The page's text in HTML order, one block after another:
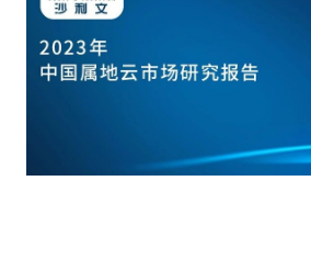
市场动态
双碳新能源 医
半
资本市场顾问服务
传媒中心